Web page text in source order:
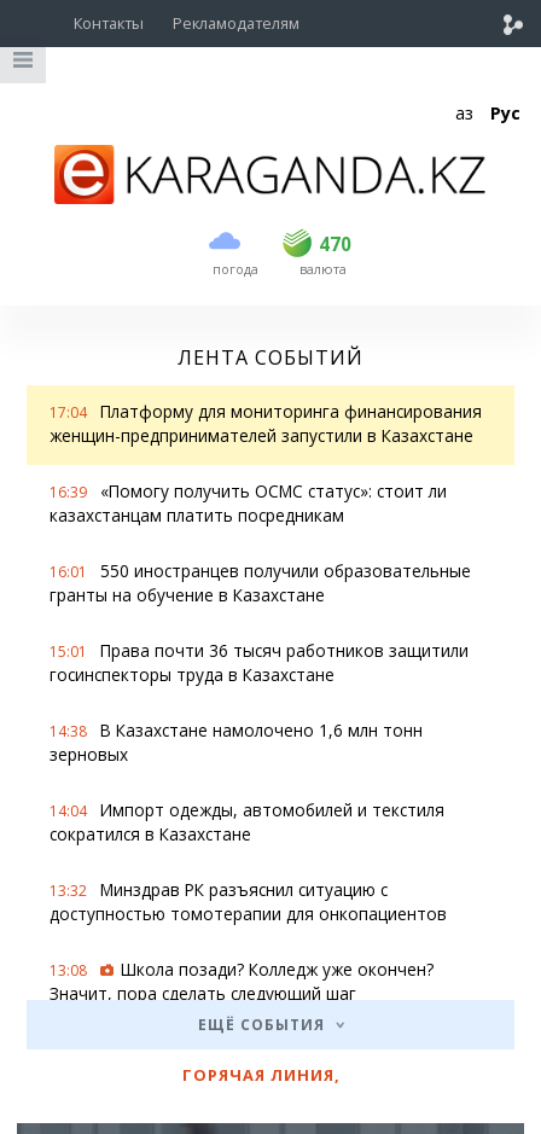
Контакты Рекламодателям
Қаз Рус
погода
470
USD 469 470
EUR валюта
ЛЕНТА СОБЫТИЙ
17:04
Платформу для мониторинга финансирования
женщин-предпринимателей запустили в Казахстане
16:39
«Помогу получить ОСМС статус»: стоит ли
казахстанцам платить посредникам
16:01
550 иностранцев получили образовательные
гранты на обучение в Казахстане
15:01
Права почти 36 тысяч работников защитили
госинспекторы труда в Казахстане
14:38
В Казахстане намолочено 1,6 млн тонн
зерновых
14:04
Импорт одежды, автомобилей и текстиля
сократился в Казахстане
13:32
Минздрав РК разъяснил ситуацию с
доступностью томотерапии для онкопациентов
13:08
Школа позади? Колледж уже окончен?
Значит, пора сделать следующий шаг
13:02
Более 21 тысячи безработных
трудоустроились после краткосрочного обучения в
ЕЩЁ СОБЫТИЯ
ГОРЯЧАЯ ЛИНИЯ,